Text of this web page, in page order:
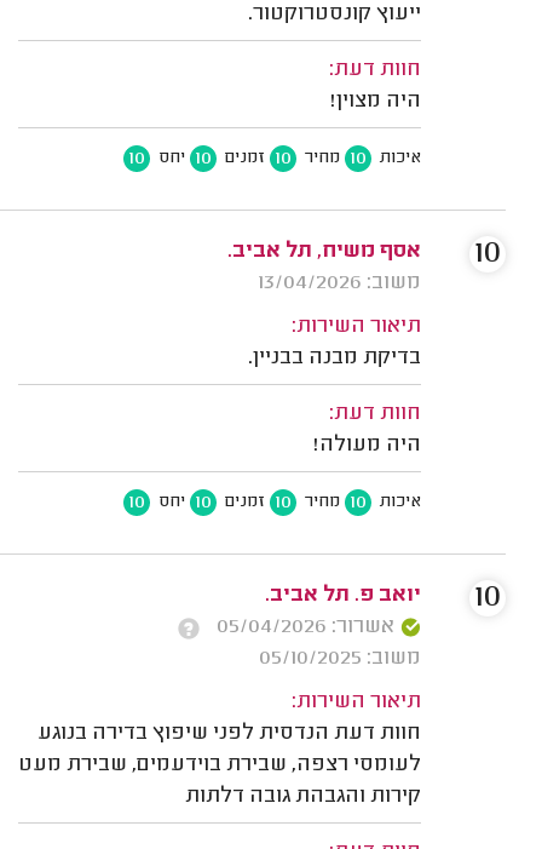
ייעוץ קונסטרוקטור.
חוות דעת:
היה מצוין!
איכות 10 מחיר 10 זמנים 10 יחס 10
אסף משיח, תל אביב.
משוב: 13/04/2026
תיאור השירות:
בדיקת מבנה בבניין.
חוות דעת:
היה מעולה!
איכות 10 מחיר 10 זמנים 10 יחס 10
10
יואב פ. תל אביב.
אשרור: 05/04/2026
משוב: 05/10/2025
תיאור השירות:
חוות דעת הנדסית לפני שיפוץ בדירה בנוגע
לעומסי רצפה, שבירת בוידעמים, שבירת מעט
קירות והגבהת גובה דלתות
10